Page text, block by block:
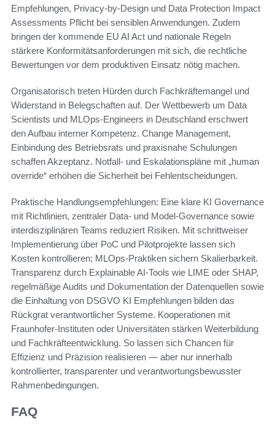
Empfehlungen, Privacy-by-Design und Data Protection Impact
Assessments Pflicht bei sensiblen Anwendungen. Zudem
bringen der kommende EU AI Act und nationale Regeln
stärkere Konformitätsanforderungen mit sich, die rechtliche
Bewertungen vor dem produktiven Einsatz nötig machen.
Organisatorisch treten Hürden durch Fachkräftemangel und
Widerstand in Belegschaften auf. Der Wettbewerb um Data
Scientists und MLOps-Engineers in Deutschland erschwert
den Aufbau interner Kompetenz. Change Management,
Einbindung des Betriebsrats und praxisnahe Schulungen
schaffen Akzeptanz. Notfall- und Eskalationspläne mit „human
override“ erhöhen die Sicherheit bei Fehlentscheidungen.
Praktische Handlungsempfehlungen: Eine klare KI Governance
mit Richtlinien, zentraler Data- und Model-Governance sowie
interdisziplinären Teams reduziert Risiken. Mit schrittweiser
Implementierung über PoC und Pilotprojekte lassen sich
Kosten kontrollieren; MLOps-Praktiken sichern Skalierbarkeit.
Transparenz durch Explainable AI-Tools wie LIME oder SHAP,
regelmäßige Audits und Dokumentation der Datenquellen sowie
die Einhaltung von DSGVO KI Empfehlungen bilden das
Rückgrat verantwortlicher Systeme. Kooperationen mit
Fraunhofer-Instituten oder Universitäten stärken Weiterbildung
und Fachkräfteentwicklung. So lassen sich Chancen für
Effizienz und Präzision realisieren — aber nur innerhalb
kontrollierter, transparenter und verantwortungsbewusster
Rahmenbedingungen.
FAQ